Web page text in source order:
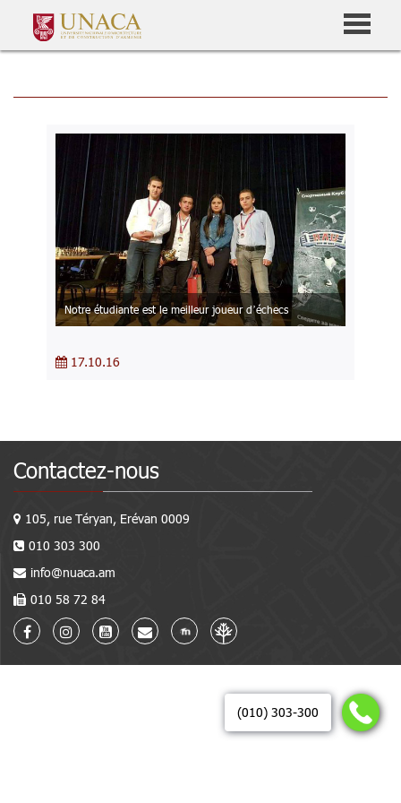
(010) 303-300
Notre étudiante est le meilleur joueur d’échecs
17.10.16
Contactez-nous
105, rue Téryan, Erévan 0009
010 303 300
info@nuaca.am
010 58 72 84